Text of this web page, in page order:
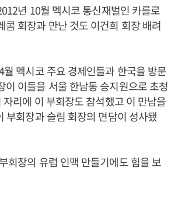
년 10월 멕시코 통신재벌인 카를로
콤 회장과 만난 것도 이건희 회장 배려
월 멕시코 주요 경제인들과 한국을 방문
이 이들을 서울 한남동 승지원으로 초청
리에 이 부회장도 참석했고 이 만남을
부회장과 슬림 회장의 면담이 성사됐
회장의 유럽 인맥 만들기에도 힘을 보